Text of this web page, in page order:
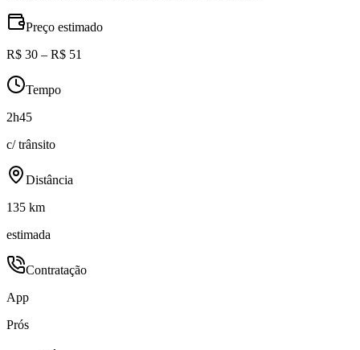
Preço estimado
R$ 30 – R$ 51
Tempo
2h45
c/ trânsito
Distância
135 km
estimada
Contratação
App
Prós